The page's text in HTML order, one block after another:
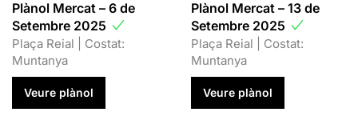
Plànol Mercat – 6 de
Setembre 2025
Plaça Reial | Costat:
Muntanya
Veure plànol
Plànol Mercat – 13 de
Setembre 2025
Plaça Reial | Costat:
Muntanya
Veure plànol